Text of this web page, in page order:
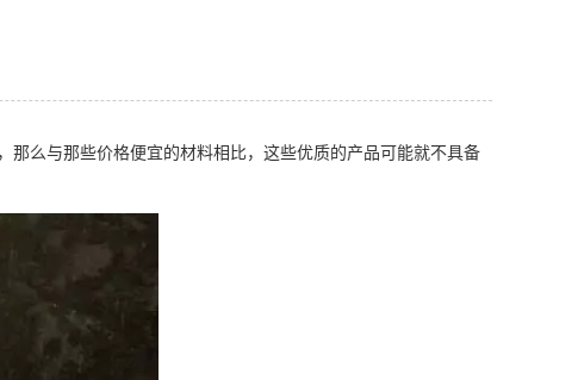
么与那些价格便宜的材料相比，这些优质的产品可能就不具备